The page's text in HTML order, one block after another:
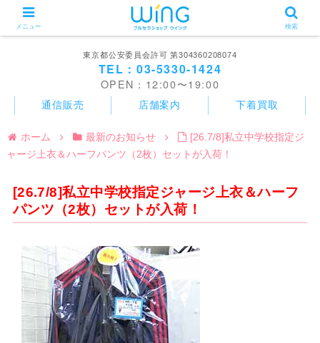
東京都公安委員会許可 第304360208074
TEL：03-5330-1424
OPEN：12:00〜19:00
通信販売 店舗案内 下着買取
ホーム 最新のお知らせ
[26.7/8]私立中学校指定ジ
ャージ上衣＆ハーフパンツ（2枚）セットが入荷！
[26.7/8]私立中学校指定ジャージ上衣＆ハーフ
パンツ（2枚）セットが入荷！
メニュー 検索